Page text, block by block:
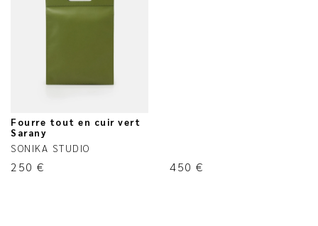
Fourre tout en cuir vert
Sarany
SONIKA STUDIO
250 € 450 €